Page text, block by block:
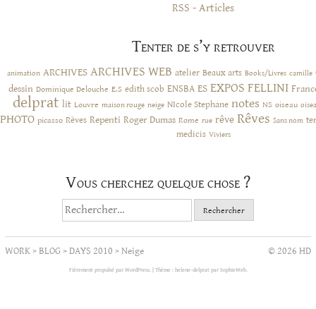
RSS - Articles
Tenter de s’y retrouver
animation ARCHIVES ARCHIVES WEB atelier Beaux arts Books/Livres camille
dessin Dominique Delouche E.S edith scob ENSBA ES EXPOS FELLINI
delprat lit Louvre maison rouge neige NIcole Stephane notes NS oiseau
PHOTO picasso Rêves Repenti Roger Dumas Rome rue rêve Rêves Sans nom
medicis Viviers
Vous cherchez quelque chose ?
Rechercher :
WORK>BLOG>DAYS 2010 >Neige © 2026 HD
Fièrement propulsé par WordPress. Thème : helene-delprat par SophieWeb.